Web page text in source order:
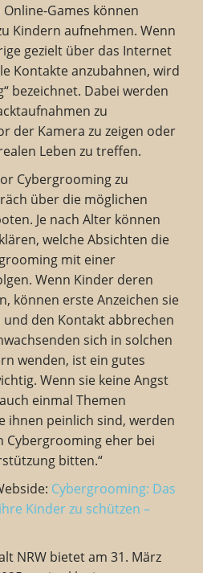
Games können
Kindern aufnehmen. Wenn
gezielt über das Internet
Kontakte anzubahnen, wird
bezeichnet. Dabei werden
zu
der Kamera zu zeigen oder
Leben zu treffen.
Cybergrooming zu
über die möglichen
Je nach Alter können
welche Absichten die
mit einer
Wenn Kinder deren
können erste Anzeichen sie
den Kontakt abbrechen
sich in solchen
wenden, ist ein gutes
Wenn sie keine Angst
einmal Themen
ihnen peinlich sind, werden
Cybergrooming eher bei
bitten.“
Cybergrooming: Das
Kinder zu schützen –
NRW bietet am 31. März